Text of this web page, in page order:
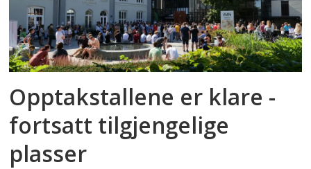
Opptakstallene er klare -
fortsatt tilgjengelige
plasser